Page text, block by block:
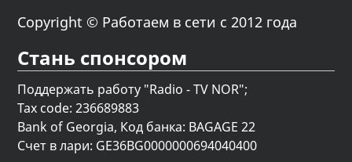
Copyright © Работаем в сети с 2012 года
Стань спонсором
Поддержать работу "Radio - TV NOR";
Tax code: 236689883
Bank of Georgia, Код банка: BAGAGE 22
Счет в лари: GE36BG0000000694040400